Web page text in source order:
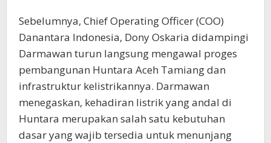
Sebelumnya, Chief Operating Officer (COO)
Danantara Indonesia, Dony Oskaria didampingi
Darmawan turun langsung mengawal proges
pembangunan Huntara Aceh Tamiang dan
infrastruktur kelistrikannya. Darmawan
menegaskan, kehadiran listrik yang andal di
Huntara merupakan salah satu kebutuhan
dasar yang wajib tersedia untuk menunjang